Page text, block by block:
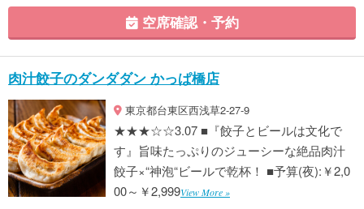
空席確認・予約
肉汁餃子のダンダダン かっぱ橋店
東京都台東区西浅草2-27-9
★★★☆☆3.07 ■『餃子とビールは文化で
す』旨味たっぷりのジューシーな絶品肉汁
餃子×“神泡“ビールで乾杯！ ■予算(夜):￥2,0
00～￥2,999View More »